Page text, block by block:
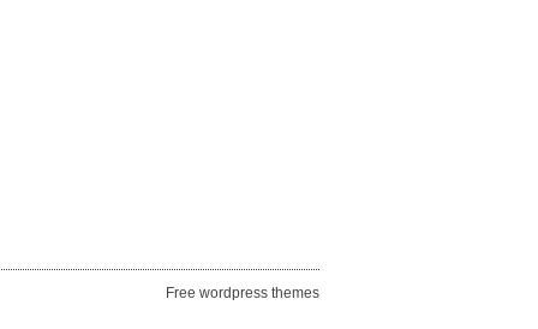
Free wordpress themes